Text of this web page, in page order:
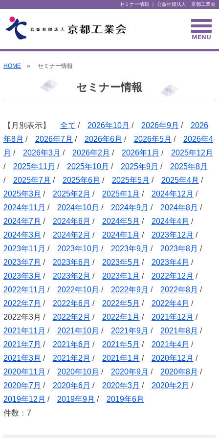
セミナー情報 ｜ 公益社団法人 京都工業会
HOME» セミナー情報
セミナー情報
【月別表示】 全て / 2026年10月 / 2026年9月 / 2026
年8月 / 2026年7月 / 2026年6月 / 2026年5月 / 2026年4
月 / 2026年3月 / 2026年2月 / 2026年1月 / 2025年12月
/ 2025年11月 / 2025年10月 / 2025年9月 / 2025年8月
/ 2025年7月 / 2025年6月 / 2025年5月 / 2025年4月 /
2025年3月 / 2025年2月 / 2025年1月 / 2024年12月 /
2024年11月 / 2024年10月 / 2024年9月 / 2024年8月 /
2024年7月 / 2024年6月 / 2024年5月 / 2024年4月 /
2024年3月 / 2024年2月 / 2024年1月 / 2023年12月 /
2023年11月 / 2023年10月 / 2023年9月 / 2023年8月 /
2023年7月 / 2023年6月 / 2023年5月 / 2023年4月 /
2023年3月 / 2023年2月 / 2023年1月 / 2022年12月 /
2022年11月 / 2022年10月 / 2022年9月 / 2022年8月 /
2022年7月 / 2022年6月 / 2022年5月 / 2022年4月 /
2022年3月 / 2022年2月 / 2022年1月 / 2021年12月 /
2021年11月 / 2021年10月 / 2021年9月 / 2021年8月 /
2021年7月 / 2021年6月 / 2021年5月 / 2021年4月 /
2021年3月 / 2021年2月 / 2021年1月 / 2020年12月 /
2020年11月 / 2020年10月 / 2020年9月 / 2020年8月 /
2020年7月 / 2020年6月 / 2020年3月 / 2020年2月 /
2019年12月 / 2019年9月 / 2019年6月
件数：7